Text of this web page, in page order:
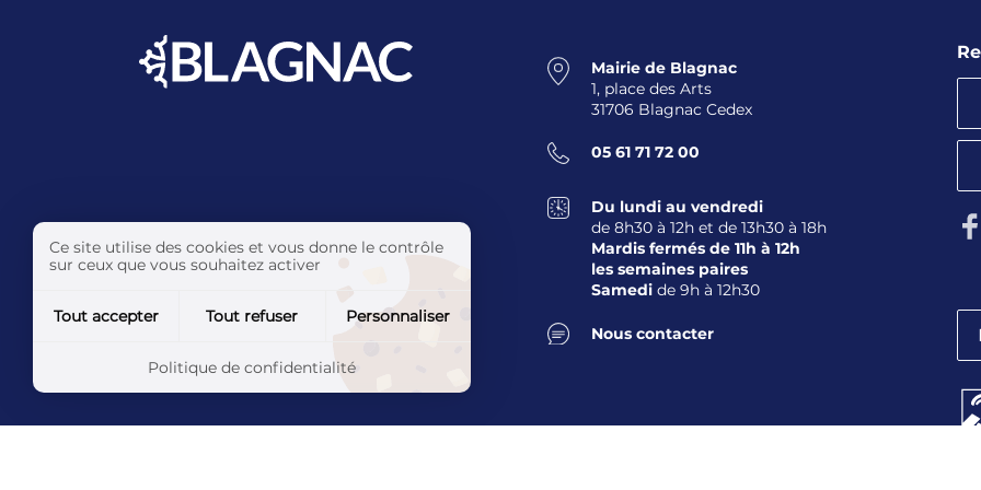
Mairie de Blagnac
1, place des Arts
31706 Blagnac Cedex
05 61 71 72 00
Du lundi au vendredi
de 8h30 à 12h et de 13h30 à 18h
Mardis fermés de 11h à 12h
les semaines paires
Samedide 9h à 12h30
Nous contacter
Ce site utilise des cookies et vous donne le contrôle
sur ceux que vous souhaitez activer
Tout accepter Tout refuser Personnaliser
Politique de confidentialité